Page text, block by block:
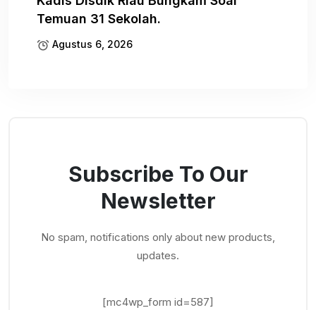
Temuan 31 Sekolah.
Agustus 6, 2026
Subscribe To Our
Newsletter
No spam, notifications only about new products,
updates.
[mc4wp_form id=587]